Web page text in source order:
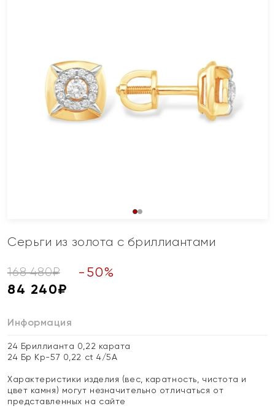
Серьги из золота с бриллиантами
168 480₽ - 50%
84 240₽
Информация
24 Бриллианта 0,22 карата
24 Бр Кр-57 0,22 ct 4/5А
Характеристики изделия (вес, каратность, чистота и
цвет камня) могут незначительно отличаться от
представленных на сайте